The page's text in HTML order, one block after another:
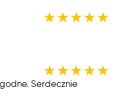
★★★★★
★★★★★
Serdecznie